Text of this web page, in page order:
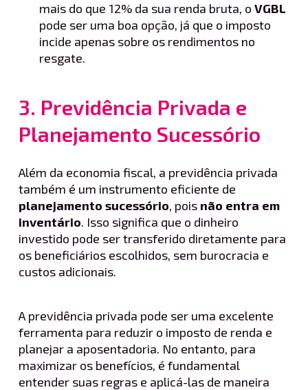
mais do que 12% da sua renda bruta, o VGBL
pode ser uma boa opção, já que o imposto
incide apenas sobre os rendimentos no
resgate.
3. Previdência Privada e
Planejamento Sucessório
Além da economia fiscal, a previdência privada
também é um instrumento eficiente de
planejamento sucessório, pois não entra em
inventário. Isso significa que o dinheiro
investido pode ser transferido diretamente para
os beneficiários escolhidos, sem burocracia e
custos adicionais.
A previdência privada pode ser uma excelente
ferramenta para reduzir o imposto de renda e
planejar a aposentadoria. No entanto, para
maximizar os benefícios, é fundamental
entender suas regras e aplicá-las de maneira